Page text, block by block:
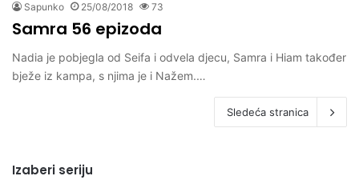
Sapunko 25/08/2018 73
Samra 56 epizoda
Nadia je pobjegla od Seifa i odvela djecu, Samra i Hiam također
bježe iz kampa, s njima je i Nažem.…
Sledeća stranica
Izaberi seriju